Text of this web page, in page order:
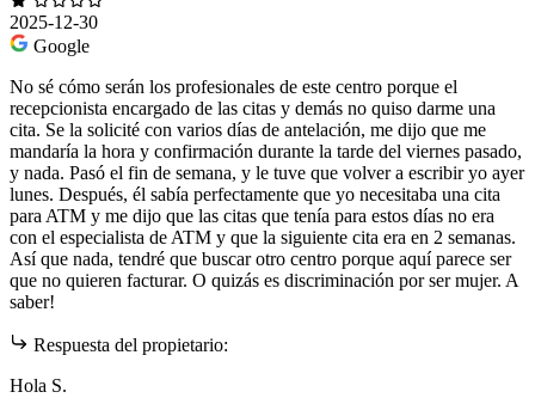
2025-12-30
Google
No sé cómo serán los profesionales de este centro porque el
recepcionista encargado de las citas y demás no quiso darme una
cita. Se la solicité con varios días de antelación, me dijo que me
mandaría la hora y confirmación durante la tarde del viernes pasado,
y nada. Pasó el fin de semana, y le tuve que volver a escribir yo ayer
lunes. Después, él sabía perfectamente que yo necesitaba una cita
para ATM y me dijo que las citas que tenía para estos días no era
con el especialista de ATM y que la siguiente cita era en 2 semanas.
Así que nada, tendré que buscar otro centro porque aquí parece ser
que no quieren facturar. O quizás es discriminación por ser mujer. A
saber!
Respuesta del propietario:
Hola S.